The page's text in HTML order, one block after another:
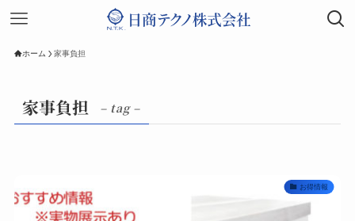
ホーム 家事負担
家事負担 – tag –
お得情報